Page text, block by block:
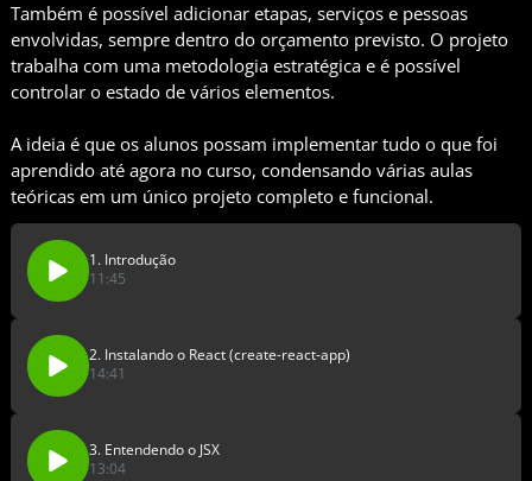
Também é possível adicionar etapas, serviços e pessoas
envolvidas, sempre dentro do orçamento previsto. O projeto
trabalha com uma metodologia estratégica e é possível
controlar o estado de vários elementos.
A ideia é que os alunos possam implementar tudo o que foi
aprendido até agora no curso, condensando várias aulas
teóricas em um único projeto completo e funcional.
1. Introdução
11:45
2. Instalando o React (create-react-app)
14:41
3. Entendendo o JSX
13:04